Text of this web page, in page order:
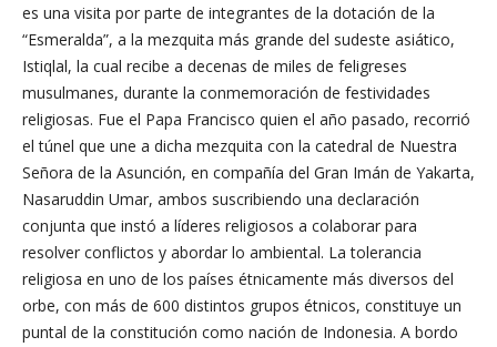
es una visita por parte de integrantes de la dotación de la
“Esmeralda”, a la mezquita más grande del sudeste asiático,
Istiqlal, la cual recibe a decenas de miles de feligreses
musulmanes, durante la conmemoración de festividades
religiosas. Fue el Papa Francisco quien el año pasado, recorrió
el túnel que une a dicha mezquita con la catedral de Nuestra
Señora de la Asunción, en compañía del Gran Imán de Yakarta,
Nasaruddin Umar, ambos suscribiendo una declaración
conjunta que instó a líderes religiosos a colaborar para
resolver conflictos y abordar lo ambiental. La tolerancia
religiosa en uno de los países étnicamente más diversos del
orbe, con más de 600 distintos grupos étnicos, constituye un
puntal de la constitución como nación de Indonesia. A bordo